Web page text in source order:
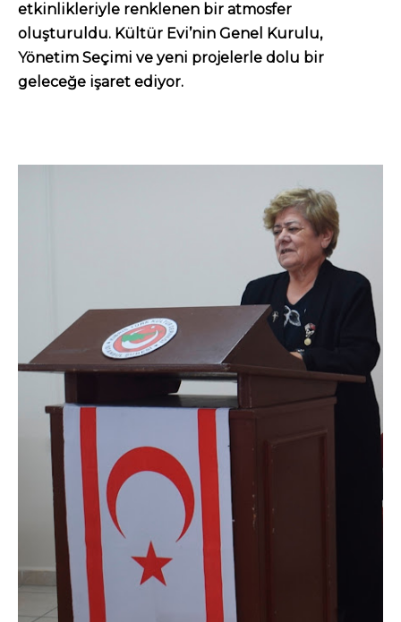
etkinlikleriyle renklenen bir atmosfer
oluşturuldu. Kültür Evi’nin Genel Kurulu,
Yönetim Seçimi ve yeni projelerle dolu bir
geleceğe işaret ediyor.